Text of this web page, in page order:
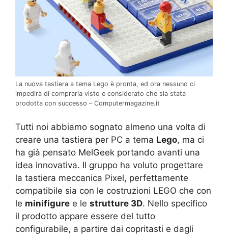
La nuova tastiera a tema Lego è pronta, ed ora nessuno ci
impedirà di comprarla visto e considerato che sia stata
prodotta con successo – Computermagazine.it
Tutti noi abbiamo sognato almeno una volta di
creare una tastiera per PC a tema Lego, ma ci
ha già pensato MelGeek portando avanti una
idea innovativa. Il gruppo ha voluto progettare
la tastiera meccanica Pixel, perfettamente
compatibile sia con le costruzioni LEGO che con
le minifigure e le strutture 3D. Nello specifico
il prodotto appare essere del tutto
configurabile, a partire dai copritasti e dagli